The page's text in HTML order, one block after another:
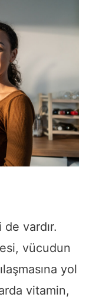
vardır.
vücudun
yol
vitamin,